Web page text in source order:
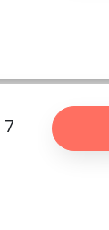
7